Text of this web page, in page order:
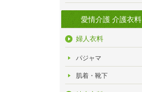
愛情介護 介護衣料
婦人衣料
パジャマ
肌着・靴下